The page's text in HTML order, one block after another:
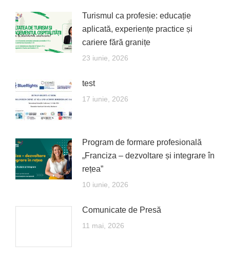
Turismul ca profesie: educație
aplicată, experiențe practice și
cariere fără granițe
23 iunie, 2026
test
17 iunie, 2026
Program de formare profesională
„Franciza – dezvoltare și integrare în
rețea”
10 iunie, 2026
Comunicate de Presă
11 mai, 2026